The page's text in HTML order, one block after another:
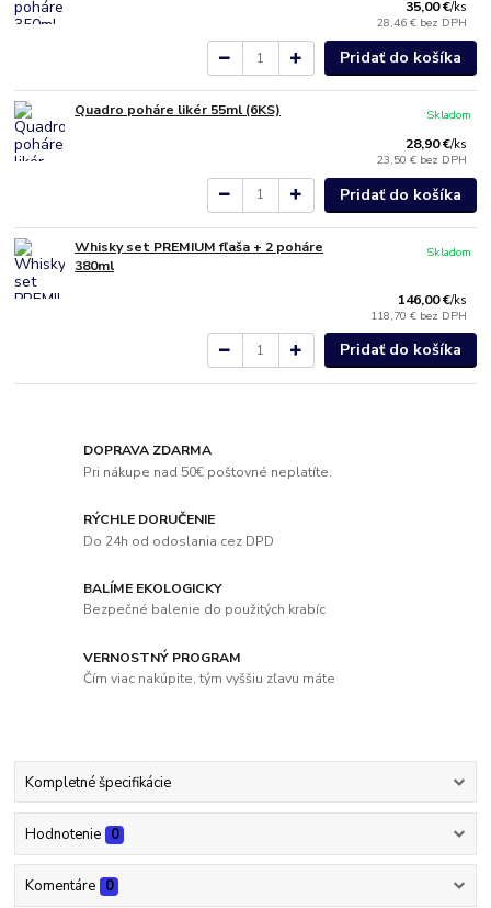
35,00 €/ks
28,46 € bez DPH
Pridať do košíka
Quadro poháre likér 55ml (6KS)
28,90 €/ks
23,50 € bez DPH
Skladom
Pridať do košíka
Whisky set PREMIUM fľaša + 2 poháre
380ml
146,00 €/ks
118,70 € bez DPH
Skladom
Pridať do košíka
DOPRAVA ZDARMA
Pri nákupe nad 50€ poštovné neplatíte.
RÝCHLE DORUČENIE
Do 24h od odoslania cez DPD
BALÍME EKOLOGICKY
Bezpečné balenie do použitých krabíc
VERNOSTNÝ PROGRAM
Čím viac nakúpite, tým vyššiu zľavu máte
Kompletné špecifikácie
Hodnotenie 0
Komentáre 0